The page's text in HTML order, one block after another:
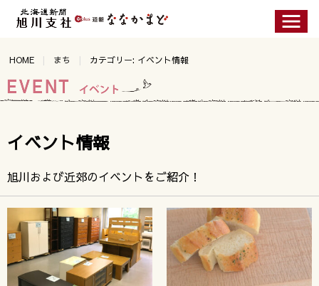
HOME まち カテゴリー: イベント情報
イベント情報
旭川および近郊のイベントをご紹介！